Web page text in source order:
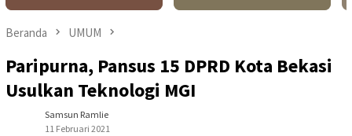
Beranda UMUM
Paripurna, Pansus 15 DPRD Kota Bekasi
Usulkan Teknologi MGI
Samsun Ramlie
11 Februari 2021